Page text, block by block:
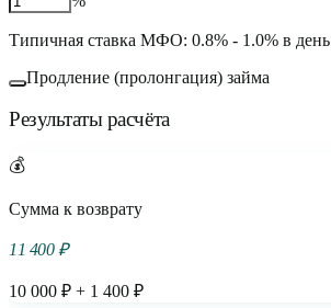
Типичная ставка МФО: 0.8% - 1.0% в день
Продление (пролонгация) займа
Результаты расчёта
💰
Сумма к возврату
11 400 ₽
10 000 ₽ + 1 400 ₽